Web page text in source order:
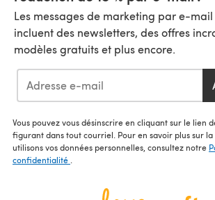
Les messages de marketing par e-
incluent des newsletters, des offres
modèles gratuits et plus encore.
Vous pouvez vous désinscrire en cliquant sur le lien
figurant dans tout courriel. Pour en savoir plus sur
utilisons vos données personnelles, consultez notre
confidentialité .